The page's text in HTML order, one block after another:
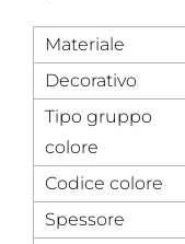
Materiale
Decorativo
Tipo gruppo
colore
Codice colore
Spessore